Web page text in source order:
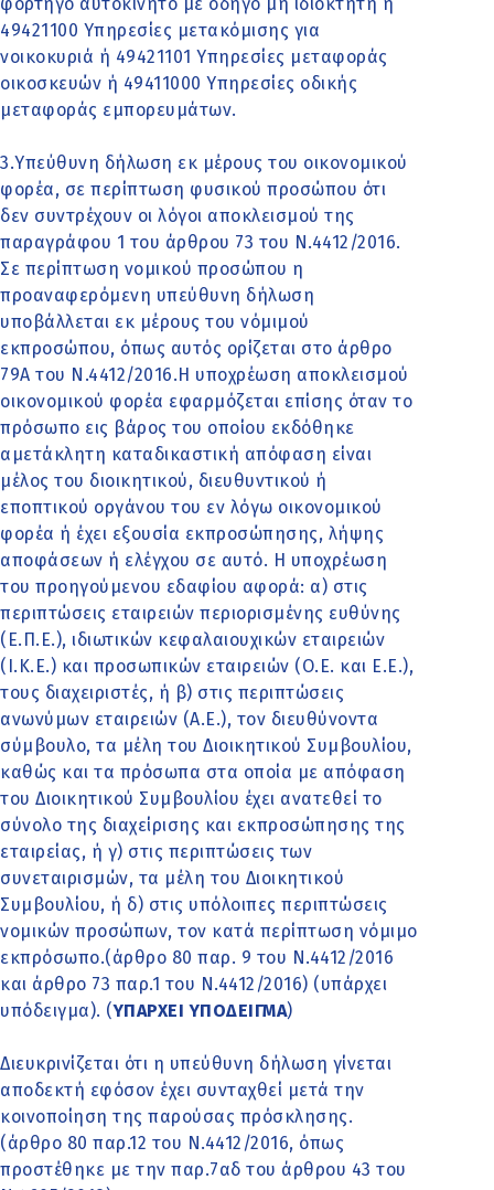
49421100 Υπηρεσίες μετακόμισης για
νοικοκυριά ή 49421101 Υπηρεσίες μεταφοράς
οικοσκευών ή 49411000 Υπηρεσίες οδικής
μεταφοράς εμπορευμάτων.
3.Υπεύθυνη δήλωση εκ μέρους του οικονομικού
φορέα, σε περίπτωση φυσικού προσώπου ότι
δεν συντρέχουν οι λόγοι αποκλεισμού της
παραγράφου 1 του άρθρου 73 του Ν.4412/2016.
Σε περίπτωση νομικού προσώπου η
προαναφερόμενη υπεύθυνη δήλωση
υποβάλλεται εκ μέρους του νόμιμού
εκπροσώπου, όπως αυτός ορίζεται στο άρθρο
79Α του Ν.4412/2016.Η υποχρέωση αποκλεισμού
οικονομικού φορέα εφαρμόζεται επίσης όταν το
πρόσωπο εις βάρος του οποίου εκδόθηκε
αμετάκλητη καταδικαστική απόφαση είναι
μέλος του διοικητικού, διευθυντικού ή
εποπτικού οργάνου του εν λόγω οικονομικού
φορέα ή έχει εξουσία εκπροσώπησης, λήψης
αποφάσεων ή ελέγχου σε αυτό. Η υποχρέωση
του προηγούμενου εδαφίου αφορά: α) στις
περιπτώσεις εταιρειών περιορισμένης ευθύνης
(Ε.Π.Ε.), ιδιωτικών κεφαλαιουχικών εταιρειών
(Ι.Κ.Ε.) και προσωπικών εταιρειών (Ο.Ε. και Ε.Ε.),
τους διαχειριστές, ή β) στις περιπτώσεις
ανωνύμων εταιρειών (Α.Ε.), τον διευθύνοντα
σύμβουλο, τα μέλη του Διοικητικού Συμβουλίου,
καθώς και τα πρόσωπα στα οποία με απόφαση
του Διοικητικού Συμβουλίου έχει ανατεθεί το
σύνολο της διαχείρισης και εκπροσώπησης της
εταιρείας, ή γ) στις περιπτώσεις των
συνεταιρισμών, τα μέλη του Διοικητικού
Συμβουλίου, ή δ) στις υπόλοιπες περιπτώσεις
νομικών προσώπων, τον κατά περίπτωση νόμιμο
εκπρόσωπο.(άρθρο 80 παρ. 9 του Ν.4412/2016
και άρθρο 73 παρ.1 του Ν.4412/2016) (υπάρχει
υπόδειγμα). (ΥΠΑΡΧΕΙ ΥΠΟΔΕΙΓΜΑ)
Διευκρινίζεται ότι η υπεύθυνη δήλωση γίνεται
αποδεκτή εφόσον έχει συνταχθεί μετά την
κοινοποίηση της παρούσας πρόσκλησης.
(άρθρο 80 παρ.12 του Ν.4412/2016, όπως
προστέθηκε με την παρ.7αδ του άρθρου 43 του